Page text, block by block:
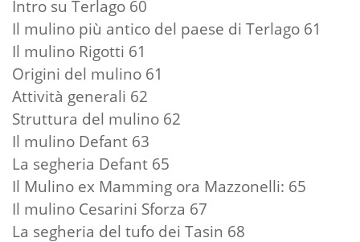
Intro su Terlago 60
Il mulino più antico del paese di Terlago 61
Il mulino Rigotti 61
Origini del mulino 61
Attività generali 62
Struttura del mulino 62
Il mulino Defant 63
La segheria Defant 65
Il Mulino ex Mamming ora Mazzonelli: 65
Il mulino Cesarini Sforza 67
La segheria del tufo dei Tasin 68